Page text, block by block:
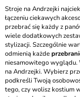
Stroje na Andrzejki
łączeniu ciekawych
przebrać się każdy z
wiele dodatkowych
stylizacji. Szczególnie
odmienią każde
niesamowitego wyglądu.
na Andrzejki. Wybierz
podkreśli Twoją
tego, czy wolisz kostium